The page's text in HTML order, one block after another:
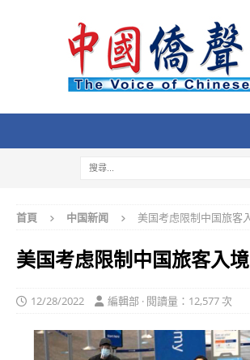
首頁 中国新闻 美国考虑限制中国旅客
美国考虑限制中国旅客入境
12/28/2022 編輯部 · 閱讀量：12,577 次